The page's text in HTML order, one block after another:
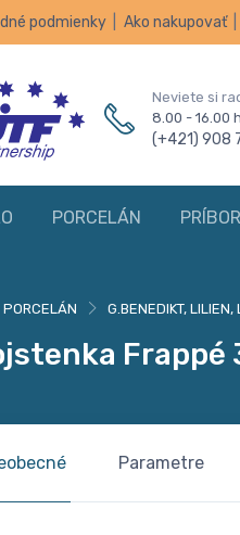
podmienky Ako nakupovať
Neviete si
8.00 - 16.00
(+421) 908
PORCELÁN
PORCELÁN G.BENEDIKT,
Frappé
Parametre